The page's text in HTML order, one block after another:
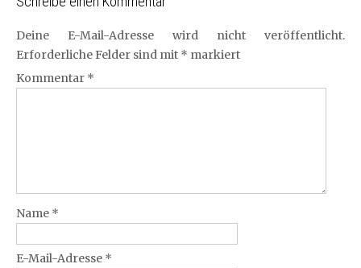
Deine E-Mail-Adresse wird nicht veröffentlicht.
Erforderliche Felder sind mit * markiert
Kommentar *
Name *
E-Mail-Adresse *